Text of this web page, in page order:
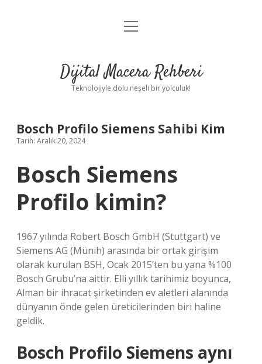
Anasayfa
Yasal Uyarı
menüyü
Dijital Macera Rehberi
Teknolojiyle dolu neşeli bir yolculuk!
Bosch Profilo Siemens Sahibi Kim
Tarih: Aralık 20, 2024
Bosch Siemens
Profilo kimin?
1967 yılında Robert Bosch GmbH (Stuttgart) ve
Siemens AG (Münih) arasında bir ortak girişim
olarak kurulan BSH, Ocak 2015’ten bu yana %100
Bosch Grubu’na aittir. Elli yıllık tarihimiz boyunca,
Alman bir ihracat şirketinden ev aletleri alanında
dünyanın önde gelen üreticilerinden biri haline
geldik.
Bosch Profilo Siemens aynı